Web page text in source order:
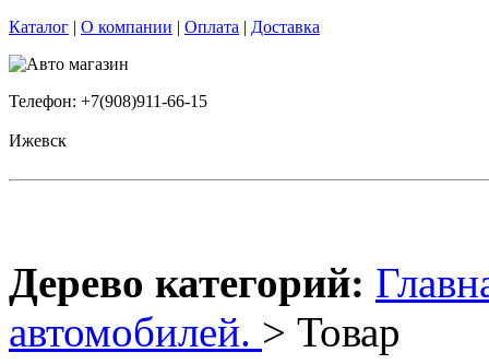
Каталог | О компании | Оплата | Доставка
Телефон: +7(908)911-66-15
Ижевск
Дерево категорий:
автомобилей. > Товар